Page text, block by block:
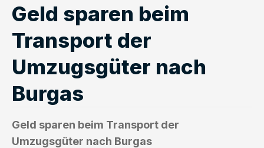
Geld sparen beim
Transport der
Umzugsgüter nach
Burgas
Geld sparen beim Transport der
Umzugsgüter nach Burgas